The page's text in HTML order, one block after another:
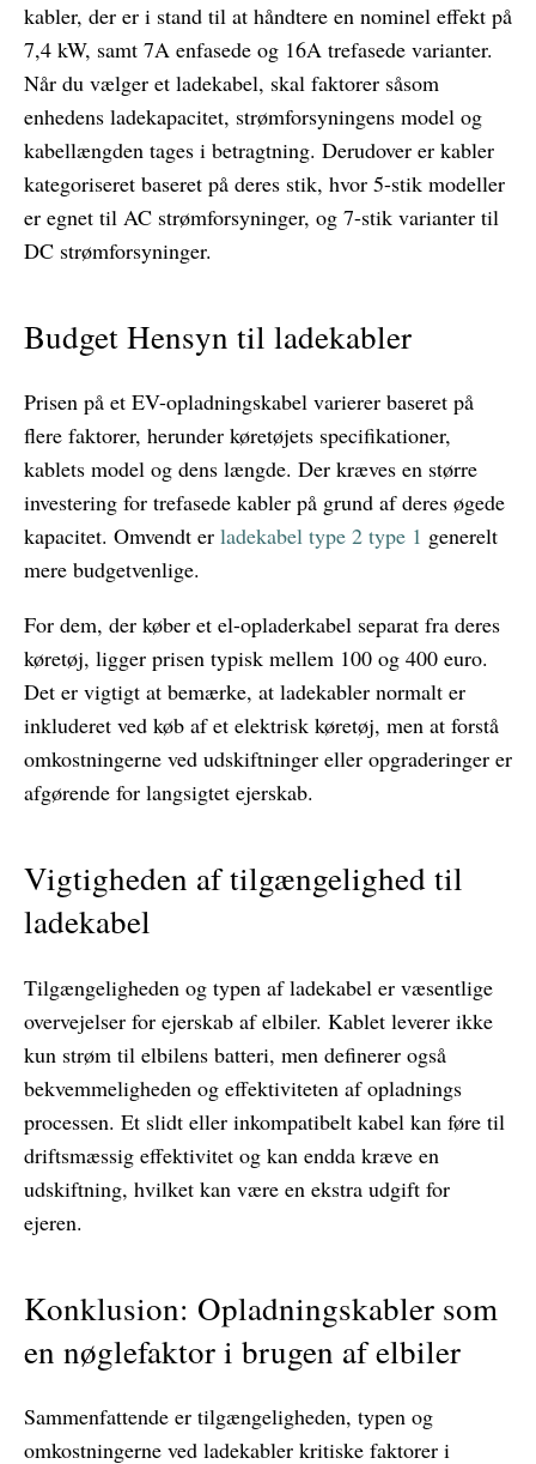
kabler, der er i stand til at håndtere en nominel effekt på
7,4 kW, samt 7A enfasede og 16A trefasede varianter.
Når du vælger et ladekabel, skal faktorer såsom
enhedens ladekapacitet, strømforsyningens model og
kabellængden tages i betragtning. Derudover er kabler
kategoriseret baseret på deres stik, hvor 5-stik modeller
er egnet til AC strømforsyninger, og 7-stik varianter til
DC strømforsyninger.
Budget Hensyn til ladekabler
Prisen på et EV-opladningskabel varierer baseret på
flere faktorer, herunder køretøjets specifikationer,
kablets model og dens længde. Der kræves en større
investering for trefasede kabler på grund af deres øgede
kapacitet. Omvendt er ladekabel type 2 type 1 generelt
mere budgetvenlige.
For dem, der køber et el-opladerkabel separat fra deres
køretøj, ligger prisen typisk mellem 100 og 400 euro.
Det er vigtigt at bemærke, at ladekabler normalt er
inkluderet ved køb af et elektrisk køretøj, men at forstå
omkostningerne ved udskiftninger eller opgraderinger er
afgørende for langsigtet ejerskab.
Vigtigheden af ​​tilgængelighed til
ladekabel
Tilgængeligheden og typen af ​​ladekabel er væsentlige
overvejelser for ejerskab af elbiler. Kablet leverer ikke
kun strøm til elbilens batteri, men definerer også
bekvemmeligheden og effektiviteten af ​​opladnings
processen. Et slidt eller inkompatibelt kabel kan føre til
driftsmæssig effektivitet og kan endda kræve en
udskiftning, hvilket kan være en ekstra udgift for
ejeren.
Konklusion: Opladningskabler som
en nøglefaktor i brugen af ​​elbiler
Sammenfattende er tilgængeligheden, typen og
omkostningerne ved ladekabler kritiske faktorer i